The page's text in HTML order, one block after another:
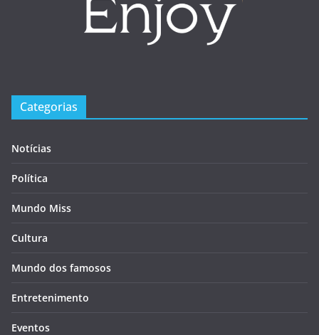
Categorias
Notícias
Política
Mundo Miss
Cultura
Mundo dos famosos
Entretenimento
Eventos